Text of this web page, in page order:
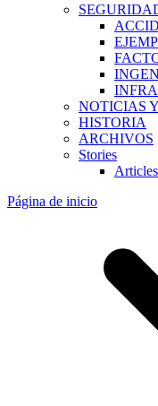
NOTICIAS
HISTORIA
ARCHIVOS
Stories
Página de inicio